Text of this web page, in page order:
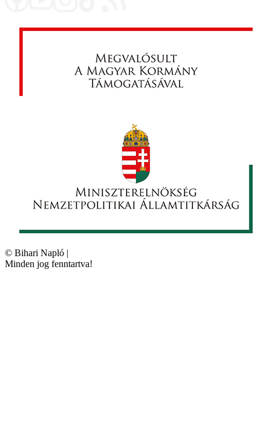
© Bihari Napló |
Minden jog fenntartva!